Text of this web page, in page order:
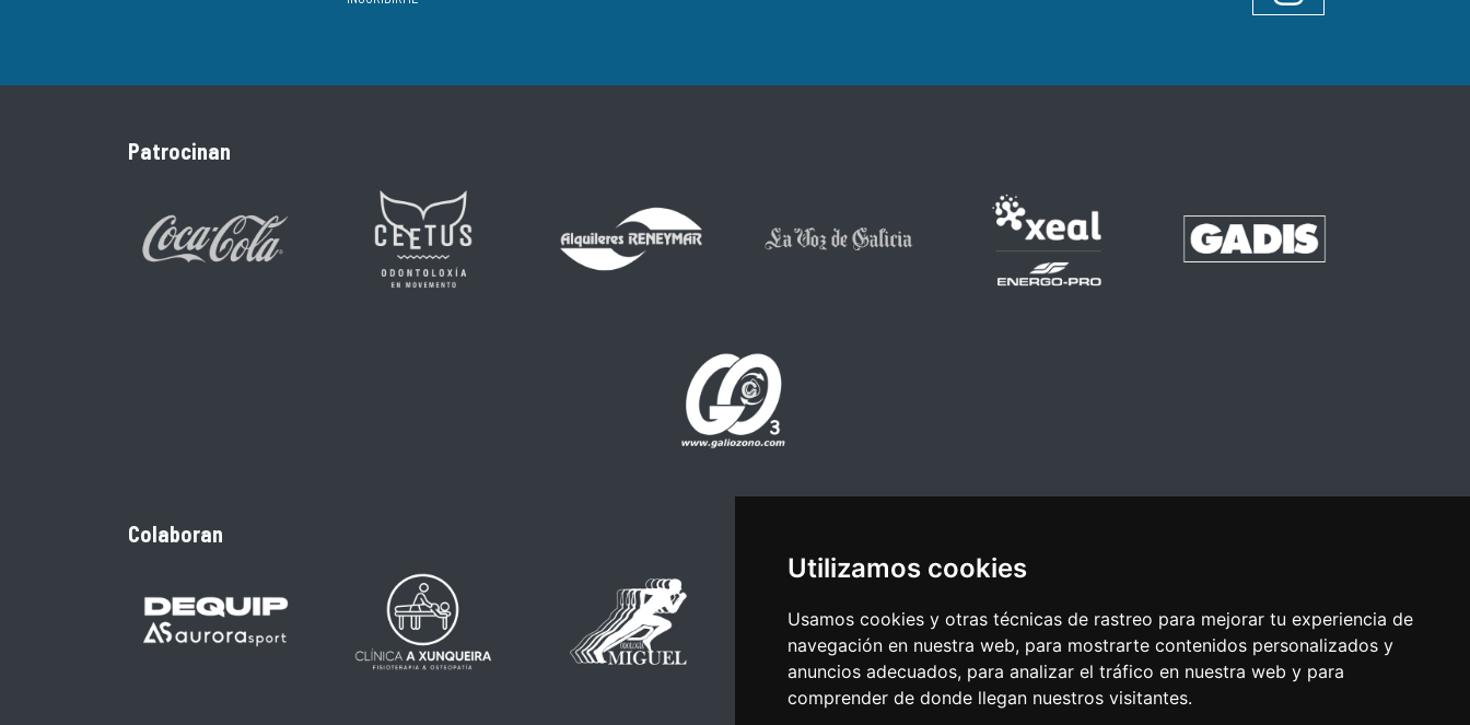
Utilizamos cookies
Usamos cookies y otras técnicas de rastreo para mejorar tu experiencia de
navegación en nuestra web, para mostrarte contenidos personalizados y
anuncios adecuados, para analizar el tráfico en nuestra web y para
comprender de donde llegan nuestros visitantes.
Patrocinan
Colaboran